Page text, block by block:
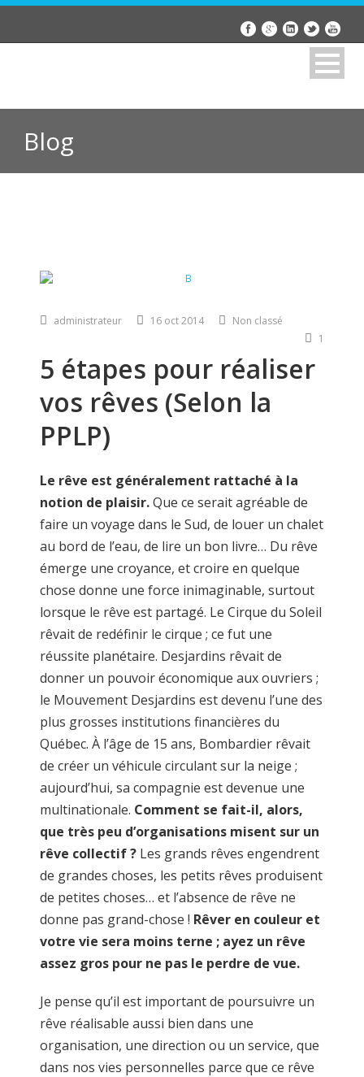
Blog
administrateur 16 oct 2014
Non classé
1
5 étapes pour réaliser
vos rêves (Selon la
PPLP)
Le rêve est généralement rattaché à la
notion de plaisir.Que ce serait agréable de
faire un voyage dans le Sud, de louer un chalet
au bord de l’eau, de lire un bon livre… Du rêve
émerge une croyance, et croire en quelque
chose donne une force inimaginable, surtout
lorsque le rêve est partagé. Le Cirque du Soleil
rêvait de redéfinir le cirque ; ce fut une
réussite planétaire. Desjardins rêvait de
donner un pouvoir économique aux ouvriers ;
le Mouvement Desjardins est devenu l’une des
plus grosses institutions financières du
Québec. À l’âge de 15 ans, Bombardier rêvait
de créer un véhicule circulant sur la neige ;
aujourd’hui, sa compagnie est devenue une
multinationale. Comment se fait-il, alors,
que très peu d’organisations misent sur un
rêve collectif ? Les grands rêves engendrent
de grandes choses, les petits rêves produisent
de petites choses… et l’absence de rêve ne
donne pas grand-chose ! Rêver en couleur et
votre vie sera moins terne ; ayez un rêve
assez gros pour ne pas le perdre de vue.
Je pense qu’il est important de poursuivre un
rêve réalisable aussi bien dans une
organisation, une direction ou un service, que
dans nos vies personnelles parce que ce rêve